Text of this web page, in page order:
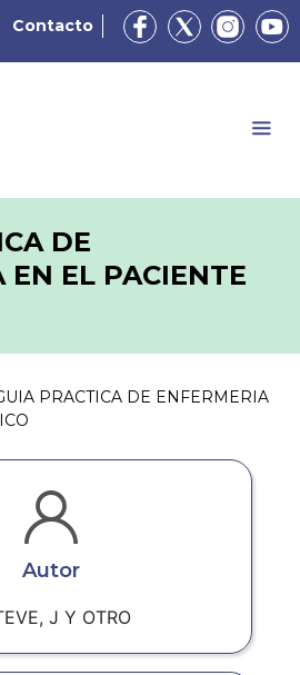
Contacto
DE
EN EL PACIENTE
PRACTICA DE ENFERMERIA
Autor
J Y OTRO